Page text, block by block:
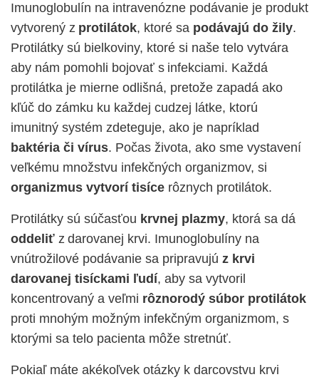
Imunoglobulín na intravenózne podávanie je produkt
vytvorený z protilátok, ktoré sa podávajú do žily.
Protilátky sú bielkoviny, ktoré si naše telo vytvára
aby nám pomohli bojovať s infekciami. Každá
protilátka je mierne odlišná, pretože zapadá ako
kľúč do zámku ku každej cudzej látke, ktorú
imunitný systém zdeteguje, ako je napríklad
baktéria či vírus. Počas života, ako sme vystavení
veľkému množstvu infekčných organizmov, si
organizmus vytvorí tisíce rôznych protilátok.
Protilátky sú súčasťou krvnej plazmy, ktorá sa dá
oddeliť z darovanej krvi. Imunoglobulíny na
vnútrožilové podávanie sa pripravujú z krvi
darovanej tisíckami ľudí, aby sa vytvoril
koncentrovaný a veľmi rôznorodý súbor protilátok
proti mnohým možným infekčným organizmom, s
ktorými sa telo pacienta môže stretnúť.
Pokiaľ máte akékoľvek otázky k darcovstvu krvi